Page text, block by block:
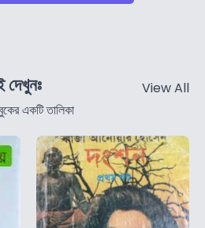
একটি তালিকা
View All